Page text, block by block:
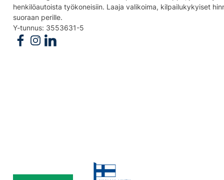
henkilöautoista työkoneisiin. Laaja valikoima, kilpailukykyiset
suoraan perille.
Y-tunnus: 3553631-5
Follow us on Facebook
Follow us on Instagram
Follow us on Linkedin